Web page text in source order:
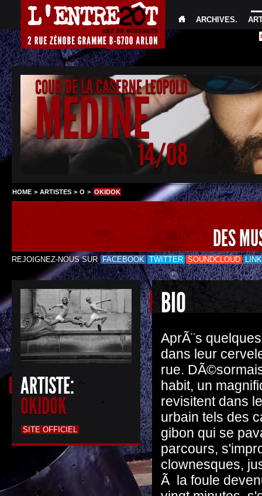
ARCHIVES.
COUR DE LA CASERNE LEOPOLD
MEDINE
14/08
HOME > ARTISTES > O > OKIDOK
DES
REJOIGNEZ-NOUS SUR FACEBOOK TWITTER SOUNDCLOUD
ARTISTE:
OKIDOK
SITE OFFICIEL
BIO
AprÃ¨s
dans leur
rue.
habit, un
revisitent dans
urbain tels des
gibon qui se
parcours,
clownesques,
Ã la foule